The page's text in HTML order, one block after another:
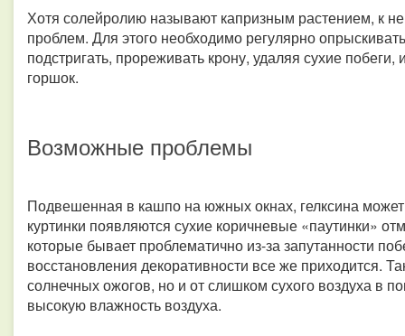
Хотя солейролию называют капризным растением, к
проблем. Для этого необходимо регулярно
подстригать, прореживать крону, удаляя сухие
горшок.
Возможные проблемы
Подвешенная в кашпо на южных окнах, гелксина
куртинки появляются сухие коричневые «паутинки»
которые бывает проблематично из-за запутанности
восстановления декоративности все же приходится.
солнечных ожогов, но и от слишком сухого воздуха в
высокую влажность воздуха.